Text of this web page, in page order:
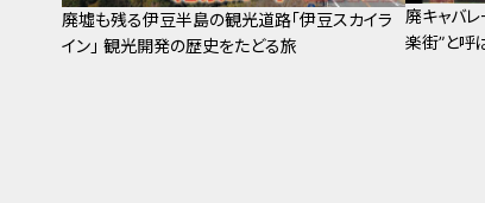
廃墟も残る伊豆半島の観光道路「伊豆スカイラ
イン」 観光開発の歴史をたどる旅
廃キャバ
楽街”と呼